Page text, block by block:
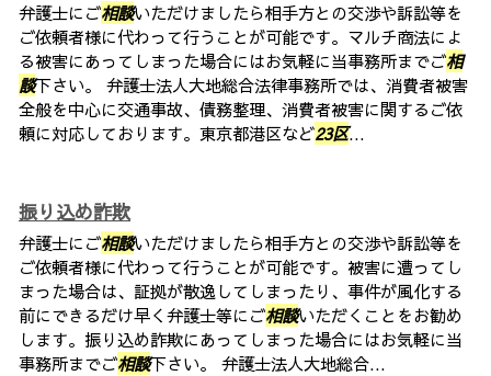
弁護士にご相談いただけましたら相手方との交渉や訴訟等を
ご依頼者様に代わって行うことが可能です。マルチ商法によ
る被害にあってしまった場合にはお気軽に当事務所までご相
談下さい。 弁護士法人大地総合法律事務所では、消費者被害
全般を中心に交通事故、債務整理、消費者被害に関するご依
頼に対応しております。東京都港区など23区...
振り込め詐欺
弁護士にご相談いただけましたら相手方との交渉や訴訟等を
ご依頼者様に代わって行うことが可能です。被害に遭ってし
まった場合は、証拠が散逸してしまったり、事件が風化する
前にできるだけ早く弁護士等にご相談いただくことをお勧め
します。振り込め詐欺にあってしまった場合にはお気軽に当
事務所までご相談下さい。 弁護士法人大地総合...